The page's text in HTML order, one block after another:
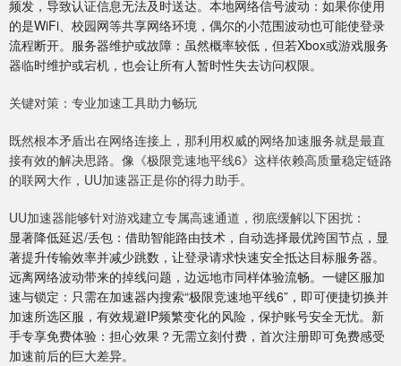
频发，导致认证信息无法及时送达。本地网络信号波动：如果你使用
的是WiFi、校园网等共享网络环境，偶尔的小范围波动也可能使登录
流程断开。服务器维护或故障：虽然概率较低，但若Xbox或游戏服务
器临时维护或宕机，也会让所有人暂时性失去访问权限。
关键对策：专业加速工具助力畅玩
既然根本矛盾出在网络连接上，那利用权威的网络加速服务就是最直
接有效的解决思路。像《极限竞速地平线6》这样依赖高质量稳定链路
的联网大作，UU加速器正是你的得力助手。
UU加速器能够针对游戏建立专属高速通道，彻底缓解以下困扰：
显著降低延迟/丢包：借助智能路由技术，自动选择最优跨国节点，显
著提升传输效率并减少跳数，让登录请求快速安全抵达目标服务器。
远离网络波动带来的掉线问题，边远地市同样体验流畅。一键区服加
速与锁定：只需在加速器内搜索“极限竞速地平线6”，即可便捷切换并
加速所选区服，有效规避IP频繁变化的风险，保护账号安全无忧。新
手专享免费体验：担心效果？无需立刻付费，首次注册即可免费感受
加速前后的巨大差异。